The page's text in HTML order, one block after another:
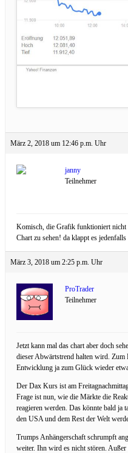
März 2, 2018 um 12:46 p.m. Uhr
janny
Teilnehmer
Komisch, die Grafik funktioniert
Chart zu sehen! da klappt es
März 3, 2018 um 2:25 p.m. Uhr
ProTrader
Teilnehmer
Jetzt kann mal das chart aber doch
dieser Abwärtstrend halten wird. Zum
Entwicklung ja zum Glück wieder
Der Dax Kurs ist am
Frage ist nun, wie die Märkte die
reagieren werden. Das könnte bald ja
den USA und dem Rest der Welt
Trumps Anhängerschaft schrumpft
weiter. Ihn wird es nicht stören.